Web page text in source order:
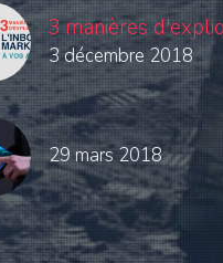
3 manières
3 décembre 2018
29 mars 2018